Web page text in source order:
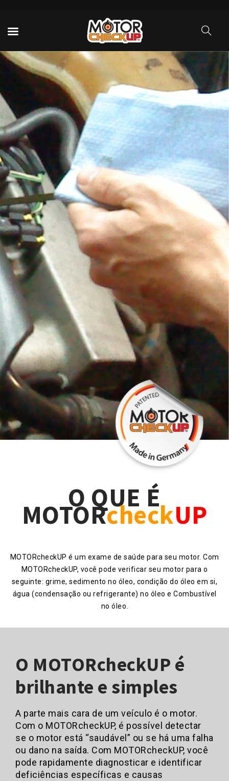
O QUE É
MOTORcheckUP
MOTORcheckUP é um exame de saúde para seu motor. Com
MOTORcheckUP, você pode verificar seu motor para o
seguinte: grime, sedimento no óleo, condição do óleo em si,
água (condensação ou refrigerante) no óleo e Combustível
no óleo.
O MOTORcheckUP é
brilhante e simples
A parte mais cara de um veículo é o motor.
Com o MOTORcheckUP, é possível detectar
se o motor está “saudável” ou se há uma falha
ou dano na saída. Com MOTORcheckUP, você
pode rapidamente diagnosticar e identificar
deficiências específicas e causas